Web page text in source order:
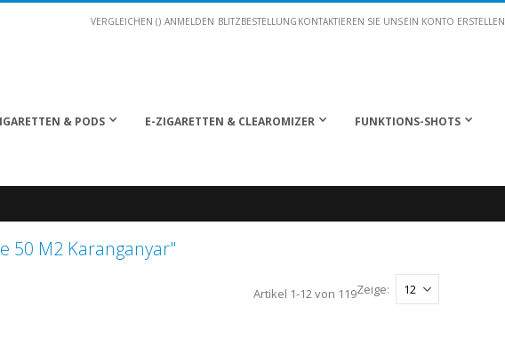
VERGLEICHEN () ANMELDEN BLITZBESTELLUNG KONTAKTIEREN SIE UNSEIN KONTO ERSTELLEN
& PODS E-ZIGARETTEN & CLEAROMIZER FUNKTIONS-SHOTS
50 M2 Karanganyar"
Artikel 1-12von 119Zeige